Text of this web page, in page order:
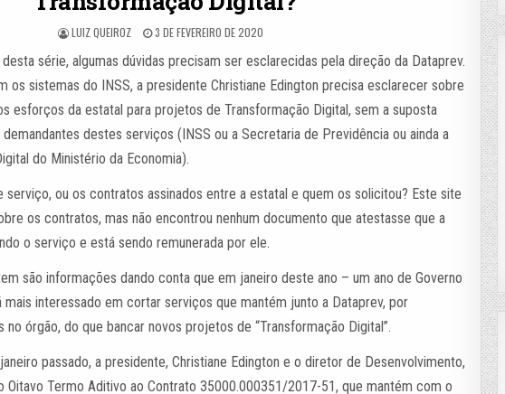
LUIZ QUEIROZ 3 DE FEVEREIRO DE 2020
série, algumas dúvidas precisam ser esclarecidas pela direção da Dataprev.
os sistemas do INSS, a presidente Christiane Edington precisa esclarecer sobre
esforços da estatal para projetos de Transformação Digital, sem a suposta
destes serviços (INSS ou a Secretaria de Previdência ou ainda a
do Ministério da Economia).
serviço, ou os contratos assinados entre a estatal e quem os solicitou? Este site
os contratos, mas não encontrou nenhum documento que atestasse que a
o serviço e está sendo remunerada por ele.
são informações dando conta que em janeiro deste ano – um ano de Governo
mais interessado em cortar serviços que mantém junto a Dataprev, por
órgão, do que bancar novos projetos de “Transformação Digital”.
passado, a presidente, Christiane Edington e o diretor de Desenvolvimento,
Oitavo Termo Aditivo ao Contrato 35000.000351/2017-51, que mantém com o